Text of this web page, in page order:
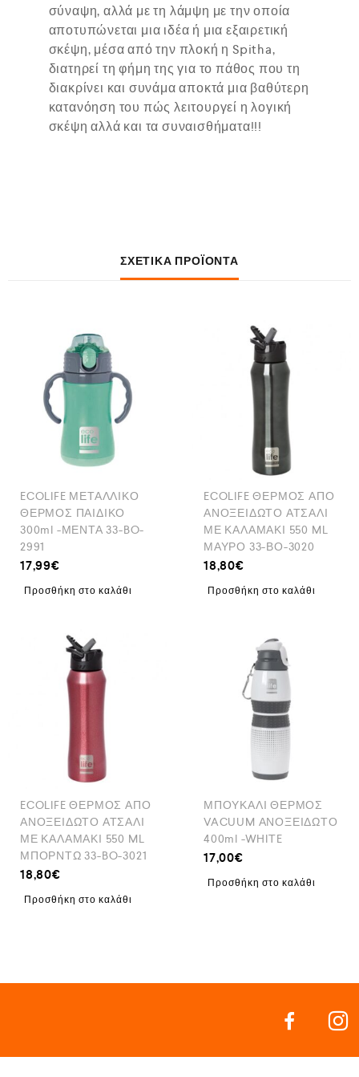
σύναψη, αλλά με τη λάμψη με την οποία
αποτυπώνεται μια ιδέα ή μια εξαιρετική
σκέψη, μέσα από την πλοκή η Spitha,
διατηρεί τη φήμη της για το πάθος που τη
διακρίνει και συνάμα αποκτά μια βαθύτερη
κατανόηση του πώς λειτουργεί η λογική
σκέψη αλλά και τα συναισθήματα!!!
ΣΧΕΤΙΚΆ ΠΡΟΪΌΝΤΑ
ECOLIFE ΜΕΤΑΛΛΙΚΟ
ΘΕΡΜΟΣ ΠΑΙΔΙΚΟ
300ml -ΜΕΝΤΑ 33-BO-
2991
17,99€
Προσθήκη στο καλάθι
ECOLIFE ΘΕΡΜΟΣ ΑΠΟ
ΑΝΟΞΕΙΔΩΤΟ ΑΤΣΑΛΙ
ΜΕ ΚΑΛΑΜΑΚΙ 550 ML
ΜΑΥΡΟ 33-ΒΟ-3020
18,80€
Προσθήκη στο καλάθι
ECOLIFE ΘΕΡΜΟΣ ΑΠΟ
ΑΝΟΞΕΙΔΩΤΟ ΑΤΣΑΛΙ
ΜΕ ΚΑΛΑΜΑΚΙ 550 ML
ΜΠΟΡΝΤΩ 33-BO-3021
18,80€
Προσθήκη στο καλάθι
ΜΠΟΥΚΑΛΙ ΘΕΡΜΟΣ
VACUUM ΑΝΟΞΕΙΔΩΤΟ
400ml -WHITE
17,00€
Προσθήκη στο καλάθι